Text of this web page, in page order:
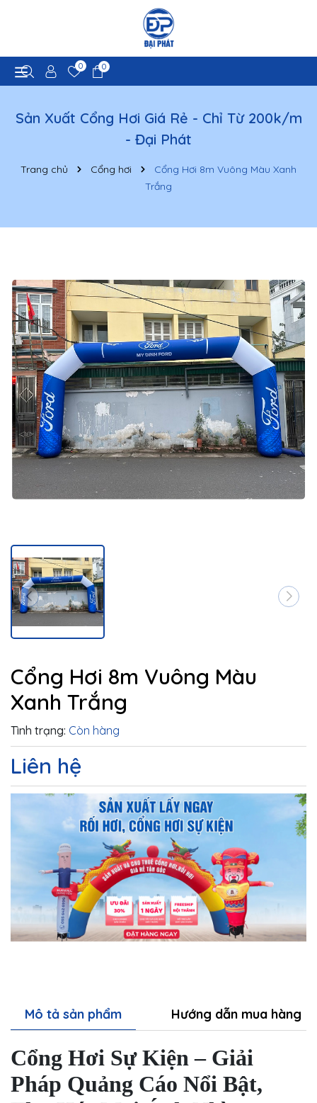
0 0
Sản Xuất Cổng Hơi Giá Rẻ - Chỉ Từ 200k/m
- Đại Phát
Trang chủ Cổng hơi
Cổng Hơi 8m Vuông Màu Xanh
Trắng
Cổng Hơi 8m Vuông Màu
Xanh Trắng
Tình trạng: Còn hàng
Liên hệ
Mô tả sản phẩm Hướng dẫn mua hàng
Cổng Hơi Sự Kiện – Giải
Pháp Quảng Cáo Nổi Bật,